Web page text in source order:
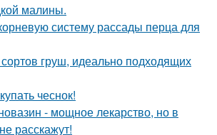
малины.
систему рассады перца для
груш, идеально подходящих
чеснок!
- мощное лекарство, но в
расскажут!